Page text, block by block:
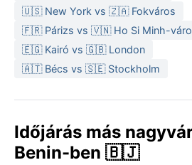
A legkedvezőbb időjárású
száraz évszak, novembertől
kevesebb a csapadék, a levegő
és az utak is járhatóbbak.
látótávolságot, és hűvösebb
A város trópusi fekvése miatt
számolni, ám a nedves évszak
🇺🇸 New York vs 🇿🇦 Fokváros
🇫🇷 Párizs vs 🇻🇳 Ho Si Minh-
🇪🇬 Kairó vs 🇬🇧 London
🇦🇹 Bécs vs 🇸🇪 Stockholm
Időjárás más
Benin-ben 🇧🇯